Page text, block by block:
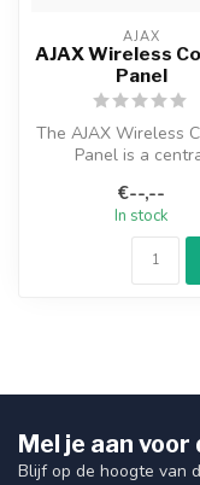
AJAX
AJAX Wireless
Panel
The AJAX Wireless
Panel is a
security syst...
€--,--
In stock
Mel je aan
Blijf op de hoogte van